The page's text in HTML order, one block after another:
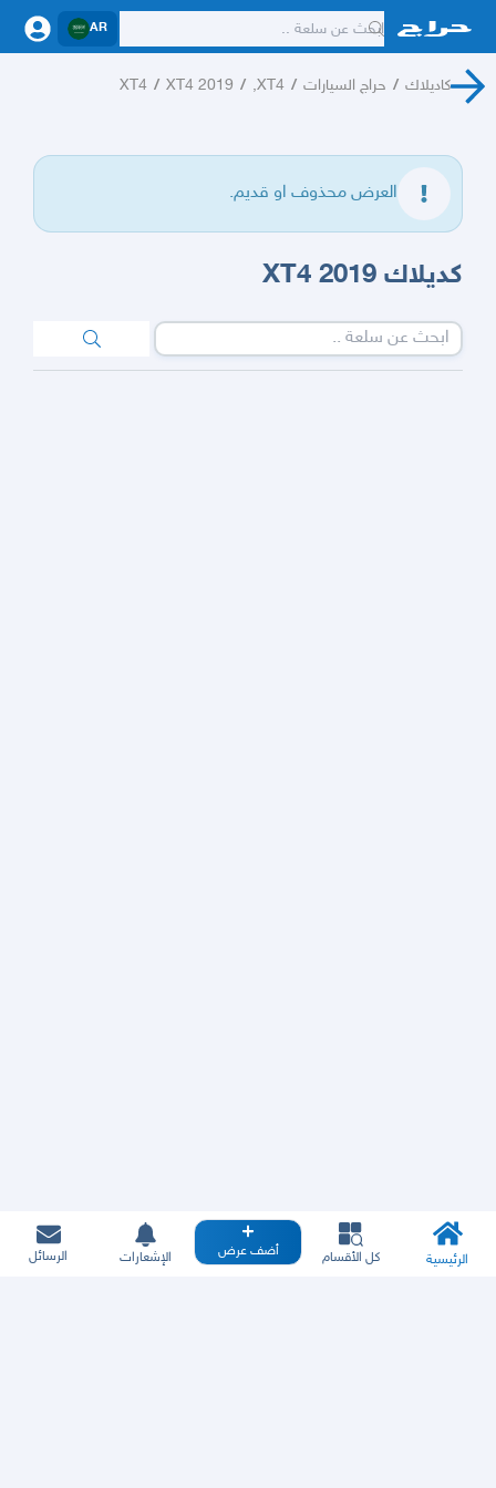
AR
كاديلاك / حراج السيارات /
XT4,
/
XT4 2019
/
XT4
العرض محذوف او قديم.
كديلاك XT4 2019
الرئيسية كل الأقسام أضف عرض الإشعارات الرسائل